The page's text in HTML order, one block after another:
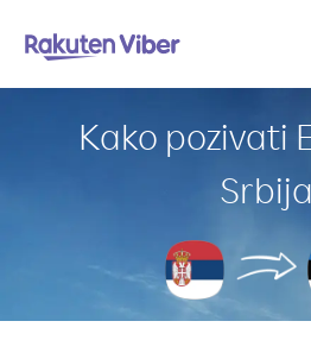
Kako pozivati
Srbija